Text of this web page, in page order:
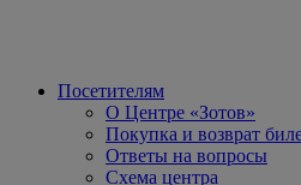
Посетителям
О Центре «Зотов»
Покупка и возврат
Ответы на вопросы
Схема центра